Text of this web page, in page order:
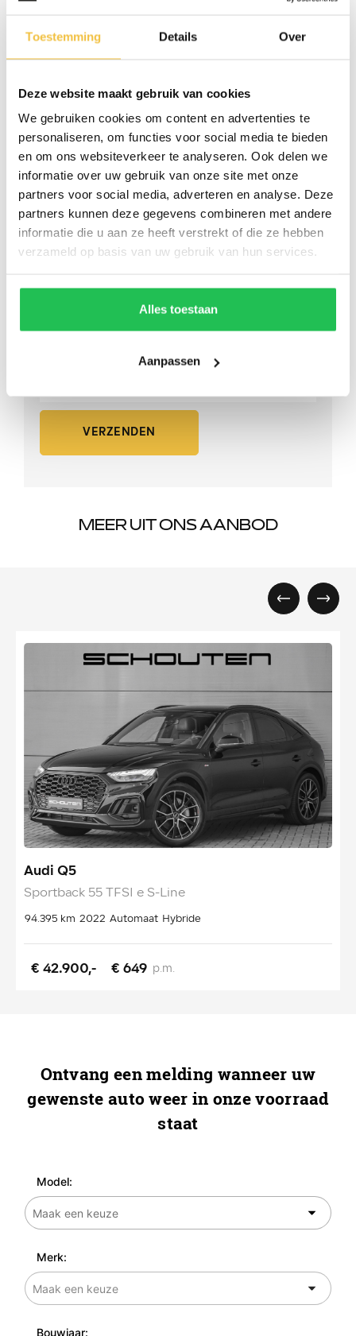
Toestemming Details Over
Deze website maakt gebruik van cookies
We gebruiken cookies om content en advertenties te
personaliseren, om functies voor social media te bieden
en om ons websiteverkeer te analyseren. Ook delen we
informatie over uw gebruik van onze site met onze
partners voor social media, adverteren en analyse. Deze
partners kunnen deze gegevens combineren met andere
informatie die u aan ze heeft verstrekt of die ze hebben
verzameld op basis van uw gebruik van hun services.
Alles toestaan
Aanpassen
Vragen of interesse?
VERZENDEN
MEER UIT ONS AANBOD
Audi Q5
Sportback 55 TFSI e S-Line
94.395 km 2022 Automaat Hybride
€ 42.900,- € 649 p.m.
Ontvang een melding wanneer uw
gewenste auto weer in onze voorraad
staat
Model:
Merk:
Bouwjaar: